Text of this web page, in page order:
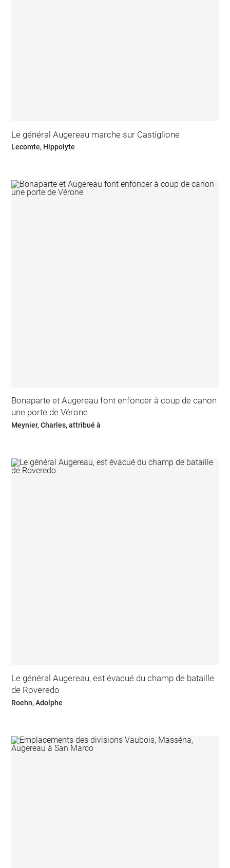
Le général Augereau marche sur Castiglione
Lecomte, Hippolyte
Bonaparte et Augereau font enfoncer à coup de canon
une porte de Vérone
Meynier, Charles, attribué à
Le général Augereau, est évacué du champ de bataille
de Roveredo
Roehn, Adolphe